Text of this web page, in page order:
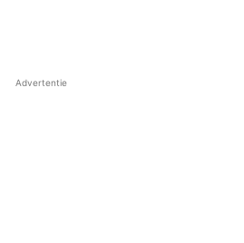
Advertentie